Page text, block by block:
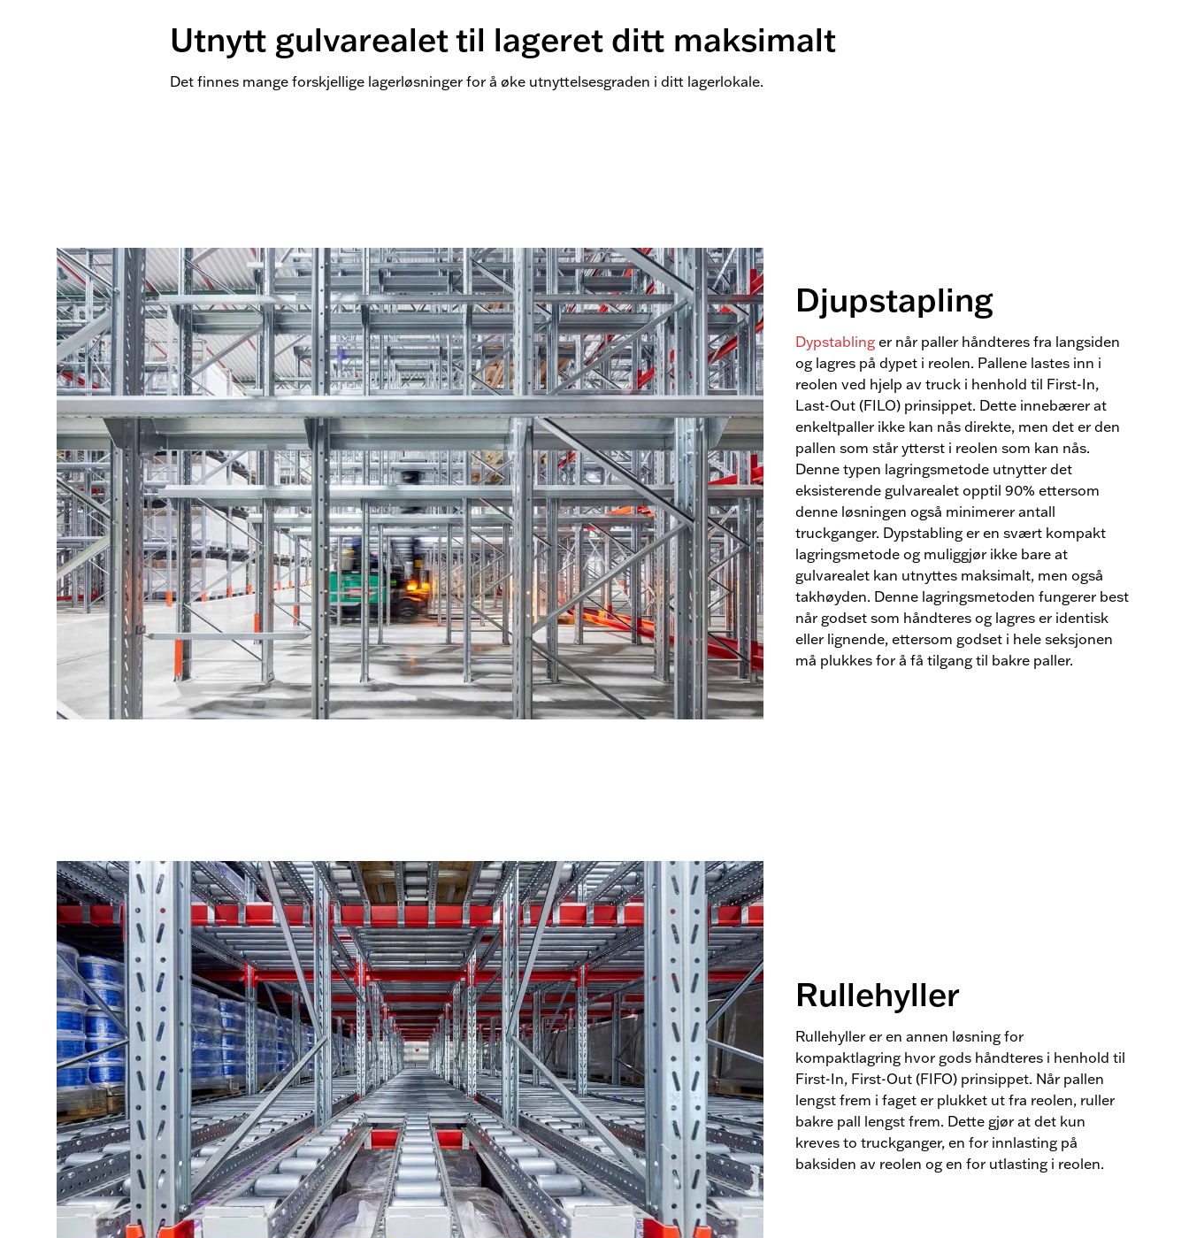
Utnytt gulvarealet til lageret ditt maksimalt
Det finnes mange forskjellige lagerløsninger for å øke utnyttelsesgraden i ditt lagerlokale.
Djupstapling
Dypstabling er når paller håndteres fra langsiden
og lagres på dypet i reolen. Pallene lastes inn i
reolen ved hjelp av truck i henhold til First-In,
Last-Out (FILO) prinsippet. Dette innebærer at
enkeltpaller ikke kan nås direkte, men det er den
pallen som står ytterst i reolen som kan nås.
Denne typen lagringsmetode utnytter det
eksisterende gulvarealet opptil 90% ettersom
denne løsningen også minimerer antall
truckganger. Dypstabling er en svært kompakt
lagringsmetode og muliggjør ikke bare at
gulvarealet kan utnyttes maksimalt, men også
takhøyden. Denne lagringsmetoden fungerer best
når godset som håndteres og lagres er identisk
eller lignende, ettersom godset i hele seksjonen
må plukkes for å få tilgang til bakre paller.
Rullehyller
Rullehyller er en annen løsning for
kompaktlagring hvor gods håndteres i henhold til
First-In, First-Out (FIFO) prinsippet. Når pallen
lengst frem i faget er plukket ut fra reolen, ruller
bakre pall lengst frem. Dette gjør at det kun
kreves to truckganger, en for innlasting på
baksiden av reolen og en for utlasting i reolen.